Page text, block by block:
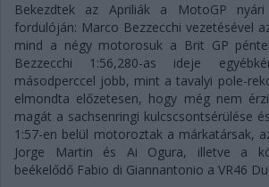
Bekezdtek az Apriliák a MotoGP
fordulóján: Marco Bezzecchi vezetésével
mind a négy motorosuk a Brit GP
Bezzecchi 1:56,280-as ideje
másodperccel jobb, mint a tavalyi pole-
elmondta előzetesen, hogy még nem
magát a sachsenringi kulcscsontsérülése
1:57-en belül motoroztak a márkatársak,
Jorge Martin és Ai Ogura, illetve a
beékelődő Fabio di Giannantonio a VR46